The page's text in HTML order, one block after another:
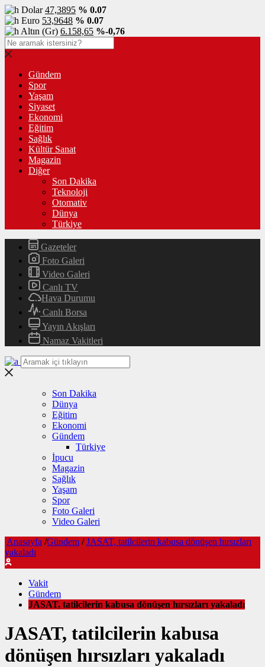
Dolar47,3895 % 0.07
Euro 53,9648 % 0.07
Altın (Gr) 6.158,65 %-0,76
Gündem
Spor
Yaşam
Siyaset
Ekonomi
Eğitim
Sağlık
Kültür Sanat
Magazin
Diğer
Son Dakika
Teknoloji
Otomativ
Dünya
Türkiye
Gazeteler
Foto Galeri
Video Galeri
Canlı TV
Hava Durumu
Canlı Borsa
Yayın Akışları
Namaz Vakitleri
Son Dakika
Dünya
Eğitim
Ekonomi
Gündem
Türkiye
İpucu
Magazin
Sağlık
Yaşam
Spor
Foto Galeri
Video Galeri
Anasayfa /Gündem / JASAT, tatilcilerin kabusa dönüşen hırsızları
yakaladı
Vakit
Gündem
JASAT, tatilcilerin kabusa dönüşen hırsızları yakaladı
JASAT, tatilcilerin kabusa
dönüşen hırsızları yakaladı